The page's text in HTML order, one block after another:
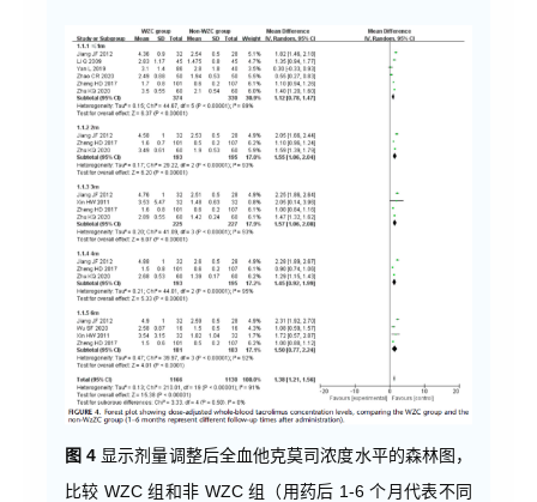
图 4 显示剂量调整后全血他克莫司浓度水平的森林图，
比较 WZC 组和非 WZC 组（用药后 1-6 个月代表不同